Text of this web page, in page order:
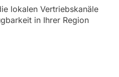
lokalen Vertriebskanäle
in Ihrer Region